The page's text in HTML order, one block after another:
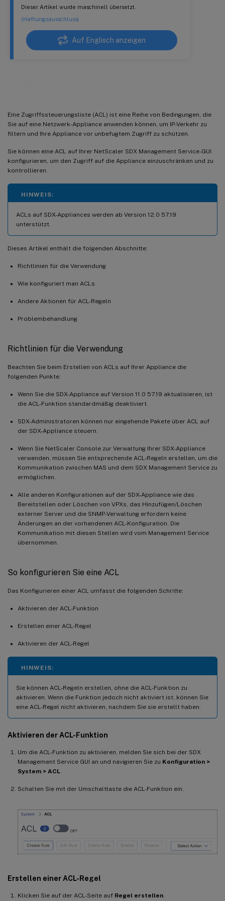
Dieser Artikel wurde maschinell übersetzt.
(Haftungsausschluss)
Auf Englisch anzeigen
Eine Zugriffssteuerungsliste (ACL) ist eine Reihe von Bedingungen, die
Sie auf eine Netzwerk-Appliance anwenden können, um IP-Verkehr zu
filtern und Ihre Appliance vor unbefugtem Zugriff zu schützen.
Sie können eine ACL auf Ihrer NetScaler SDX Management Service-GUI
konfigurieren, um den Zugriff auf die Appliance einzuschränken und zu
kontrollieren.
HINWEIS:
ACLs auf SDX-Appliances werden ab Version 12.0 57.19
unterstützt.
Dieses Artikel enthält die folgenden Abschnitte:
Richtlinien für die Verwendung
Wie konfiguriert man ACLs
Andere Aktionen für ACL-Regeln
Problembehandlung
Richtlinien für die Verwendung
Beachten Sie beim Erstellen von ACLs auf Ihrer Appliance die
folgenden Punkte:
Wenn Sie die SDX-Appliance auf Version 11.0 57.19 aktualisieren, ist
die ACL-Funktion standardmäßig deaktiviert.
SDX-Administratoren können nur eingehende Pakete über ACL auf
der SDX-Appliance steuern.
Wenn Sie NetScaler Console zur Verwaltung Ihrer SDX-Appliance
verwenden, müssen Sie entsprechende ACL-Regeln erstellen, um die
Kommunikation zwischen MAS und dem SDX Management Service zu
ermöglichen.
Alle anderen Konfigurationen auf der SDX-Appliance wie das
Bereitstellen oder Löschen von VPXs, das Hinzufügen/Löschen
externer Server und die SNMP-Verwaltung erfordern keine
Änderungen an der vorhandenen ACL-Konfiguration. Die
Kommunikation mit diesen Stellen wird vom Management Service
übernommen.
So konfigurieren Sie eine ACL
Das Konfigurieren einer ACL umfasst die folgenden Schritte:
Aktivieren der ACL-Funktion
Erstellen einer ACL-Regel
Aktivieren der ACL-Regel
HINWEIS:
Sie können ACL-Regeln erstellen, ohne die ACL-Funktion zu
aktivieren. Wenn die Funktion jedoch nicht aktiviert ist, können Sie
eine ACL-Regel nicht aktivieren, nachdem Sie sie erstellt haben.
Aktivieren der ACL-Funktion
Um die ACL-Funktion zu aktivieren, melden Sie sich bei der SDX
Management Service GUI an und navigieren Sie zu Konfiguration >
System > ACL
Schalten Sie mit der Umschalttaste die ACL-Funktion ein.
Erstellen einer ACL-Regel
Klicken Sie auf der ACL-Seite auf Regel erstellen.